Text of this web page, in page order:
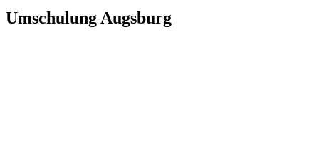
Umschulung Augsburg